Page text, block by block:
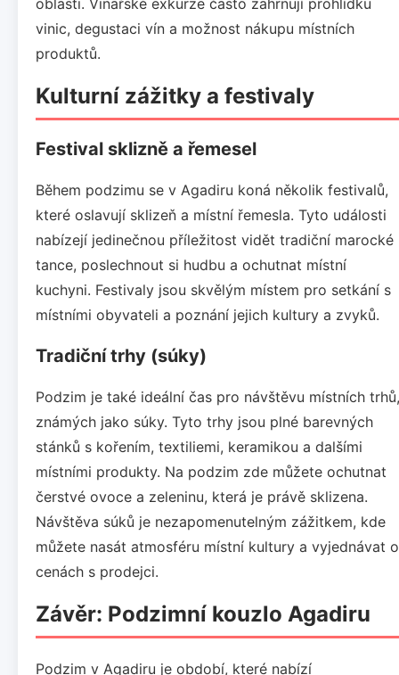
vinic, degustaci vín a možnost nákupu místních
produktů.
Kulturní zážitky a festivaly
Festival sklizně a řemesel
Během podzimu se v Agadiru koná několik festivalů,
které oslavují sklizeň a místní řemesla. Tyto události
nabízejí jedinečnou příležitost vidět tradiční marocké
tance, poslechnout si hudbu a ochutnat místní
kuchyni. Festivaly jsou skvělým místem pro setkání s
místními obyvateli a poznání jejich kultury a zvyků.
Tradiční trhy (súky)
Podzim je také ideální čas pro návštěvu místních trhů,
známých jako súky. Tyto trhy jsou plné barevných
stánků s kořením, textiliemi, keramikou a dalšími
místními produkty. Na podzim zde můžete ochutnat
čerstvé ovoce a zeleninu, která je právě sklizena.
Návštěva súků je nezapomenutelným zážitkem, kde
můžete nasát atmosféru místní kultury a vyjednávat o
cenách s prodejci.
Závěr: Podzimní kouzlo Agadiru
Podzim v Agadiru je období, které nabízí